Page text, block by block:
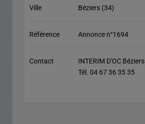
Ville Béziers (34)
Référence Annonce n°1694
Contact
INTERIM D'OC Béziers
Tél. 04 67 36 35 35